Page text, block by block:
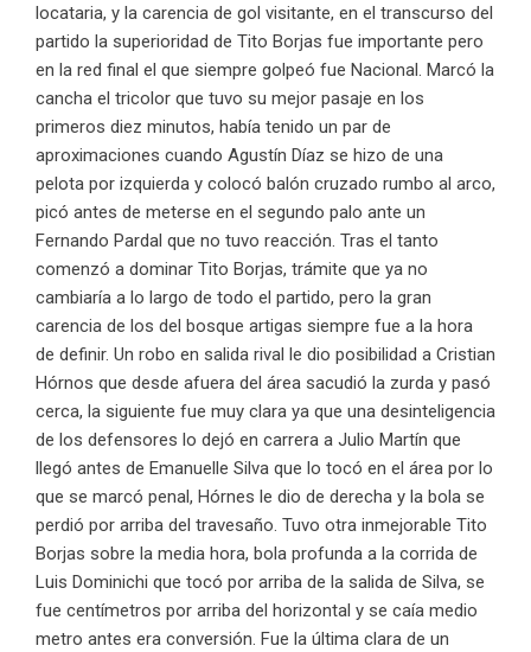
locataria, y la carencia de gol visitante, en el transcurso del
partido la superioridad de Tito Borjas fue importante pero
en la red final el que siempre golpeó fue Nacional. Marcó la
cancha el tricolor que tuvo su mejor pasaje en los
primeros diez minutos, había tenido un par de
aproximaciones cuando Agustín Díaz se hizo de una
pelota por izquierda y colocó balón cruzado rumbo al arco,
picó antes de meterse en el segundo palo ante un
Fernando Pardal que no tuvo reacción. Tras el tanto
comenzó a dominar Tito Borjas, trámite que ya no
cambiaría a lo largo de todo el partido, pero la gran
carencia de los del bosque artigas siempre fue a la hora
de definir. Un robo en salida rival le dio posibilidad a Cristian
Hórnos que desde afuera del área sacudió la zurda y pasó
cerca, la siguiente fue muy clara ya que una desinteligencia
de los defensores lo dejó en carrera a Julio Martín que
llegó antes de Emanuelle Silva que lo tocó en el área por lo
que se marcó penal, Hórnes le dio de derecha y la bola se
perdió por arriba del travesaño. Tuvo otra inmejorable Tito
Borjas sobre la media hora, bola profunda a la corrida de
Luis Dominichi que tocó por arriba de la salida de Silva, se
fue centímetros por arriba del horizontal y se caía medio
metro antes era conversión. Fue la última clara de un